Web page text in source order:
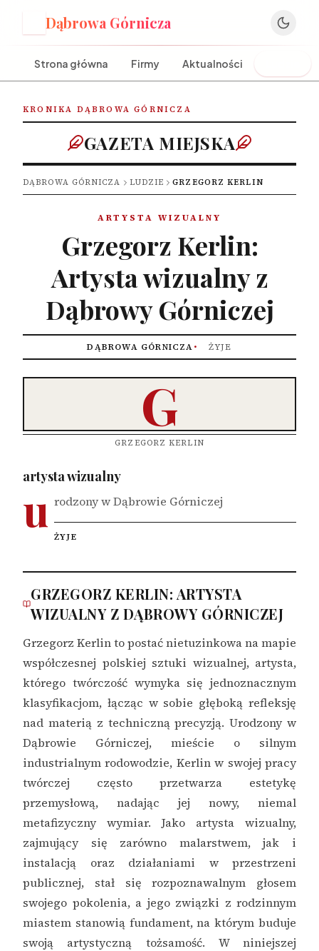
Dąbrowa Górnicza
Strona główna Firmy Aktualności
KRONIKA DĄBROWA GÓRNICZA
GAZETA MIEJSKA
DĄBROWA GÓRNICZA LUDZIE GRZEGORZ KERLIN
ARTYSTA WIZUALNY
Grzegorz Kerlin:
Artysta wizualny z
Dąbrowy Górniczej
DĄBROWA GÓRNICZA ŻYJE
G
GRZEGORZ KERLIN
artysta wizualny
u rodzony w Dąbrowie Górniczej
ŻYJE
GRZEGORZ KERLIN: ARTYSTA
WIZUALNY Z DĄBROWY GÓRNICZEJ
Grzegorz Kerlin to postać nietuzinkowa na mapie
współczesnej polskiej sztuki wizualnej, artysta,
którego twórczość wymyka się jednoznacznym
klasyfikacjom, łącząc w sobie głęboką refleksję
nad materią z techniczną precyzją. Urodzony w
Dąbrowie Górniczej, mieście o silnym
industrialnym rodowodzie, Kerlin w swojej pracy
twórczej często przetwarza estetykę
przemysłową, nadając jej nowy, niemal
metafizyczny wymiar. Jako artysta wizualny,
zajmujący się zarówno malarstwem, jak i
instalacją oraz działaniami w przestrzeni
publicznej, stał się rozpoznawalnym głosem
swojego pokolenia, a jego związki z rodzinnym
miastem stanowią fundament, na którym buduje
swoją artystyczną tożsamość. W niniejszej